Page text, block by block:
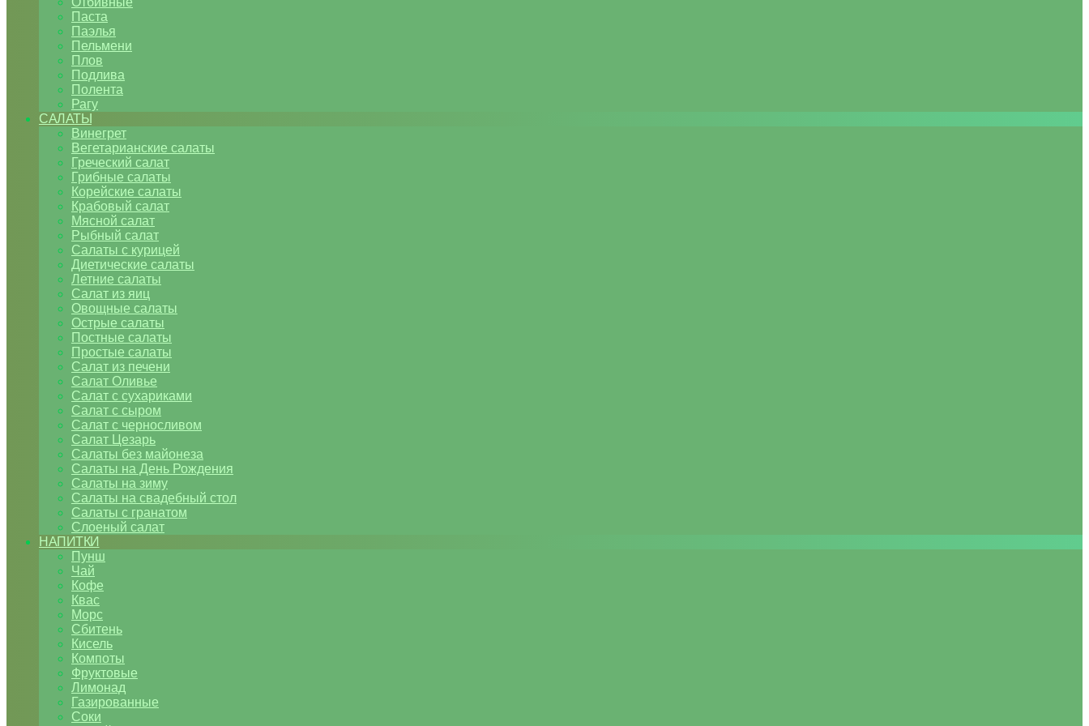
Паста
Паэлья
Пельмени
Плов
Подлива
Полента
Рагу
САЛАТЫ
Винегрет
Вегетарианские салаты
Греческий салат
Грибные салаты
Корейские салаты
Крабовый салат
Мясной салат
Рыбный салат
Салаты с курицей
Диетические салаты
Летние салаты
Салат из яиц
Овощные салаты
Острые салаты
Постные салаты
Простые салаты
Салат из печени
Салат Оливье
Салат с сухариками
Салат с сыром
Салат с черносливом
Салат Цезарь
Салаты без майонеза
Салаты на День Рождения
Салаты на зиму
Салаты на свадебный стол
Салаты с гранатом
Слоеный салат
НАПИТКИ
Пунш
Чай
Кофе
Квас
Морс
Сбитень
Кисель
Компоты
Фруктовые
Лимонад
Газированные
Соки